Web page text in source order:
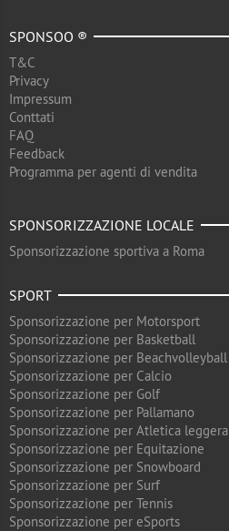
SPONSOO ®
T&C
Privacy
Impressum
Conttati
FAQ
Feedback
Programma per agenti di vendita
SPONSORIZZAZIONE LOCALE
Sponsorizzazione sportiva a Roma
SPORT
Sponsorizzazione per Motorsport
Sponsorizzazione per Basketball
Sponsorizzazione per Beachvolleyball
Sponsorizzazione per Calcio
Sponsorizzazione per Golf
Sponsorizzazione per Pallamano
Sponsorizzazione per Atletica leggera
Sponsorizzazione per Equitazione
Sponsorizzazione per Snowboard
Sponsorizzazione per Surf
Sponsorizzazione per Tennis
Sponsorizzazione per eSports